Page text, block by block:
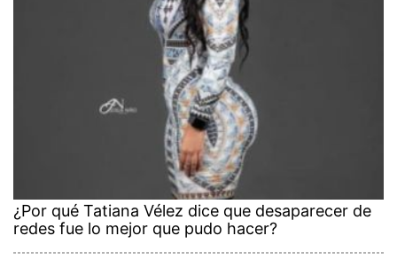
¿Por qué Tatiana Vélez dice que desaparecer de
redes fue lo mejor que pudo hacer?